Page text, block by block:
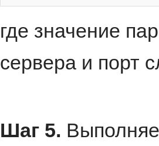
где значение
сервера и порт
Шаг 5.